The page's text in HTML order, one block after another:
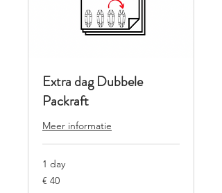
Extra dag Dubbele
Packraft
Meer informatie
1 day
40
euro
€ 40